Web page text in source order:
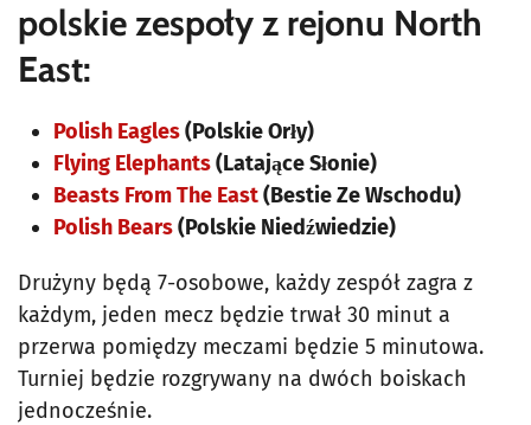
polskie zespoły z rejonu North
East:
Polish Eagles(Polskie Orły)
Flying Elephants(Latające Słonie)
Beasts From The East(Bestie Ze Wschodu)
Polish Bears(Polskie Niedźwiedzie)
Drużyny będą 7-osobowe, każdy zespół zagra z
każdym, jeden mecz będzie trwał 30 minut a
przerwa pomiędzy meczami będzie 5 minutowa.
Turniej będzie rozgrywany na dwóch boiskach
jednocześnie.